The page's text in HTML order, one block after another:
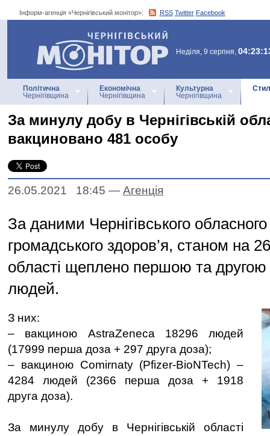
Інформ-агенція «Чернігівський монітор»: RSS Twitter Facebook
Інформ-агенція
«Чернігівський монітор»
Неділя, 9 серпня,
Політична
Чернігівщина
Економічна
Чернігівщина
Культурна
Чернігівщина
За минулу добу в Чернігівській
вакциновано 481 особу
26.05.2021 18:45 — Агенцiя
За даними Чернігівського
громадського здоров’я, станом на
області щеплено першою та
людей.
З них:
– вакциною AstraZeneca 18296 людей
(17999 перша доза + 297 друга доза);
– вакциною Comirnaty (Pfizer-BioNTech) –
4284 людей (2366 перша доза + 1918
друга доза).
За минулу добу в Чернігівській області